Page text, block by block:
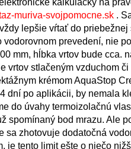
kalkulačky na
muriva-svojpomocne.sk .
lepšie vŕtať do
vodorovnom prevedení, nie
mm, hĺbka vrtov bude cca.
vrtov stlačeným vzduchom
krémom AquaStop
dní po aplikácii, by nemala
do úvahy termoizolačnú
spomínaný bod mrazu. Ale
sa zhotovuje dodatočná
je tento limit ešte o niečo